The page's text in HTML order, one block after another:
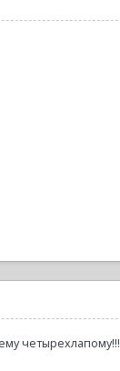
четырехлапому!!!